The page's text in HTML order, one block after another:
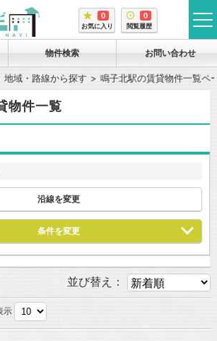
0
お気に入り
0
閲覧履歴
物件検索 お問い合わせ
地域・路線から探す 鳴子北駅の賃貸物件一覧ペ
物件一覧
沿線を変更
条件を変更
並び替え：
示